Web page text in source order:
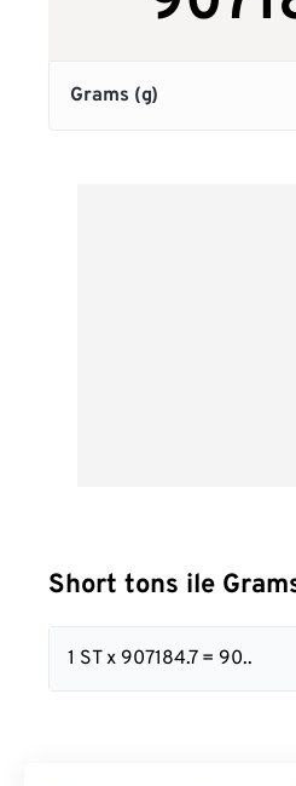
Short tons ile
1 ST x 907184.7 = 90..